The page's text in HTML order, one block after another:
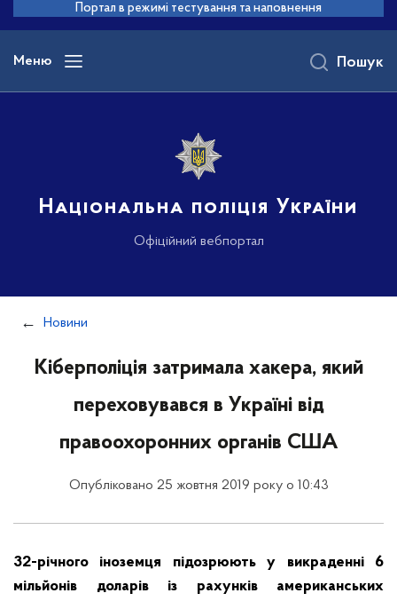
основного
вмісту
Портал в режимі тестування та наповнення
Меню
Національна поліція України
Офіційний вебпортал
Пошук
Новини
Кіберполіція затримала хакера, який
переховувався в Україні від
правоохоронних органів США
Опубліковано 25 жовтня 2019 року о 10:43
32-річного іноземця підозрюють у викраденні 6
мільйонів доларів із рахунків американських